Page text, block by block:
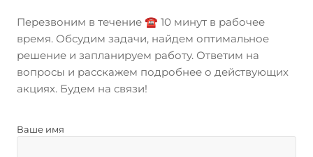
Перезвоним в течение ☎️ 10 минут в рабочее
время. Обсудим задачи, найдем оптимальное
решение и запланируем работу. Ответим на
вопросы и расскажем подробнее о действующих
акциях. Будем на связи!
Ваше имя